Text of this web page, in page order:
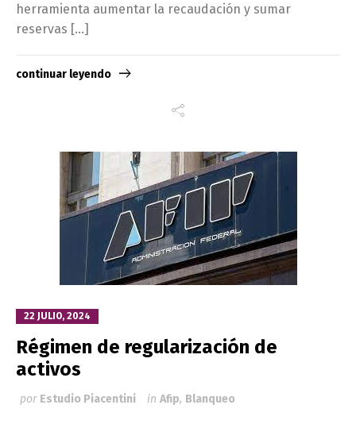
herramienta aumentar la recaudación y sumar
reservas […]
continuar leyendo
22 JULIO, 2024
Régimen de regularización de
activos
por Estudio Piacentini in Afip, Blanqueo